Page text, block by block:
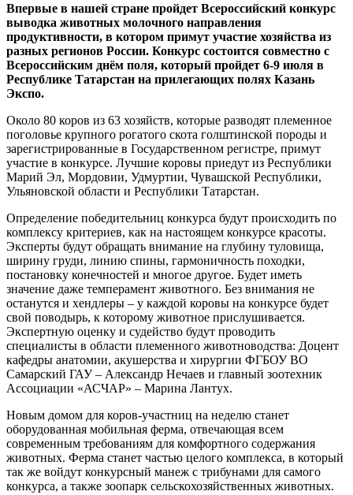
Впервые в нашей стране пройдет Всероссийский конкурс
выводка животных молочного направления
продуктивности, в котором примут участие хозяйства из
разных регионов России. Конкурс состоится совместно с
Всероссийским днём поля, который пройдет 6-9 июля в
Республике Татарстан на прилегающих полях Казань
Экспо.
Около 80 коров из 63 хозяйств, которые разводят племенное
поголовье крупного рогатого скота голштинской породы и
зарегистрированные в Государственном регистре, примут
участие в конкурсе. Лучшие коровы приедут из Республики
Марий Эл, Мордовии, Удмуртии, Чувашской Республики,
Ульяновской области и Республики Татарстан.
Определение победительниц конкурса будут происходить по
комплексу критериев, как на настоящем конкурсе красоты.
Эксперты будут обращать внимание на глубину туловища,
ширину груди, линию спины, гармоничность походки,
постановку конечностей и многое другое. Будет иметь
значение даже темперамент животного. Без внимания не
останутся и хендлеры – у каждой коровы на конкурсе будет
свой поводырь, к которому животное прислушивается.
Экспертную оценку и судейство будут проводить
специалисты в области племенного животноводства: Доцент
кафедры анатомии, акушерства и хирургии ФГБОУ ВО
Самарский ГАУ – Александр Нечаев и главный зоотехник
Ассоциации «АСЧАР» – Марина Лантух.
Новым домом для коров-участниц на неделю станет
оборудованная мобильная ферма, отвечающая всем
современным требованиям для комфортного содержания
животных. Ферма станет частью целого комплекса, в который
так же войдут конкурсный манеж с трибунами для самого
конкурса, а также зоопарк сельскохозяйственных животных.